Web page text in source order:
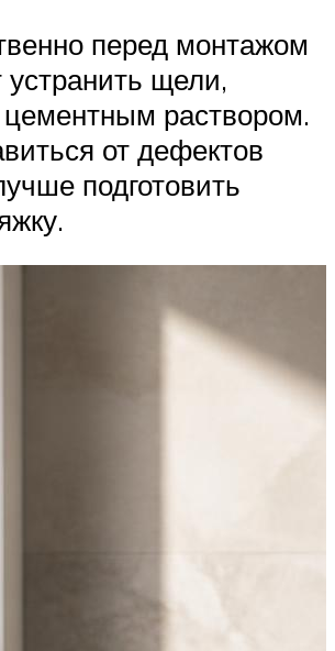
перед монтажом
щели,
раствором.
от дефектов
подготовить